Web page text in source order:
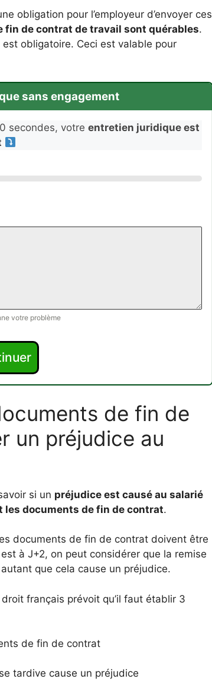
obligation pour l’employeur d’envoyer ces
fin de contrat de travail sont quérables.
obligatoire. Ceci est valable pour
sans engagement
secondes, votre entretien juridique est
votre problème
de fin de
un préjudice au
si un préjudice est causé au salarié
les documents de fin de contrat.
documents de fin de contrat doivent être
à J+2, on peut considérer que la remise
que cela cause un préjudice.
français prévoit qu’il faut établir 3
de fin de contrat
tardive cause un préjudice